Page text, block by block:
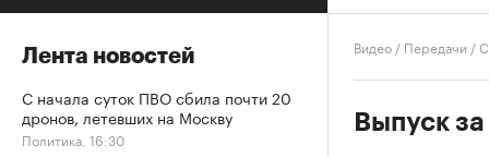
Видео / Передачи /
Выпуск
Лента новостей
С начала суток ПВО сбила почти 20
дронов, летевших на Москву
Политика, 16:30